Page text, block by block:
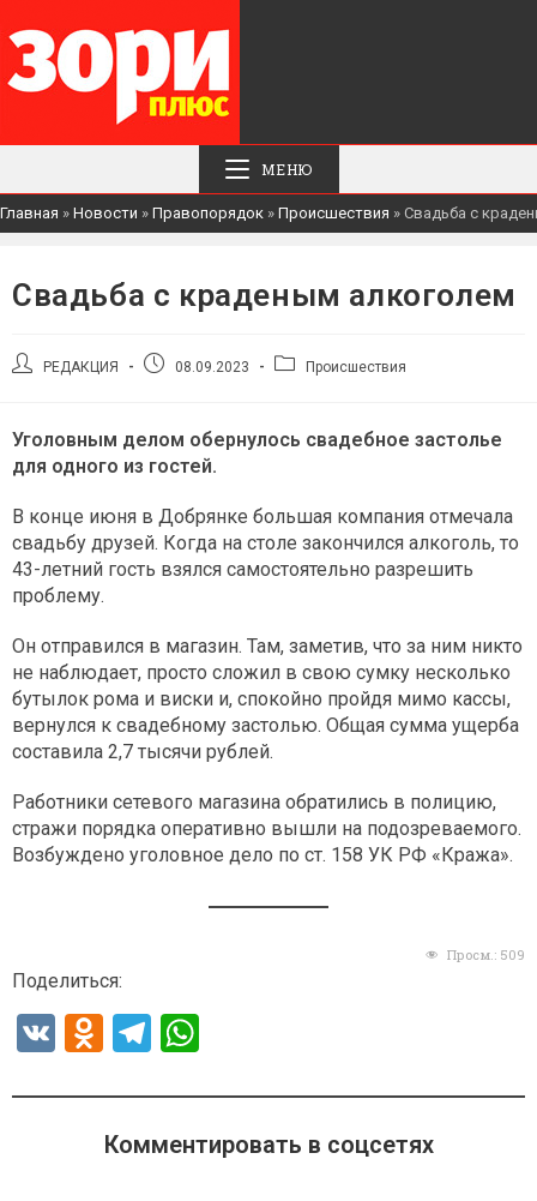
МЕНЮ
Главная » Новости » Правопорядок » Происшествия » Свадьба с
Свадьба с краденым алкоголем
АвторРЕДАКЦИЯ
Запись08.09.2023
РубрикаПроисшествия
Уголовным делом обернулось свадебное застолье
для одного из гостей.
В конце июня в Добрянке большая компания отмечала
свадьбу друзей. Когда на столе закончился алкоголь, то
43-летний гость взялся самостоятельно разрешить
проблему.
Он отправился в магазин. Там, заметив, что за ним никто
не наблюдает, просто сложил в свою сумку несколько
бутылок рома и виски и, спокойно пройдя мимо кассы,
вернулся к свадебному застолью. Общая сумма ущерба
составила 2,7 тысячи рублей.
Работники сетевого магазина обратились в полицию,
стражи порядка оперативно вышли на подозреваемого.
Возбуждено уголовное дело по ст. 158 УК РФ «Кража».
Просм.: 509
Поделиться:
V
O
n
o
T
e
gr
at
s
Комментировать в соцсетях